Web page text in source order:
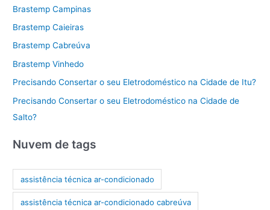
Brastemp Campinas
Brastemp Caieiras
Brastemp Cabreúva
Brastemp Vinhedo
Precisando Consertar o seu Eletrodoméstico na Cidade de Itu?
Precisando Consertar o seu Eletrodoméstico na Cidade de
Salto?
Nuvem de tags
assistência técnica ar-condicionado
assistência técnica ar-condicionado cabreúva